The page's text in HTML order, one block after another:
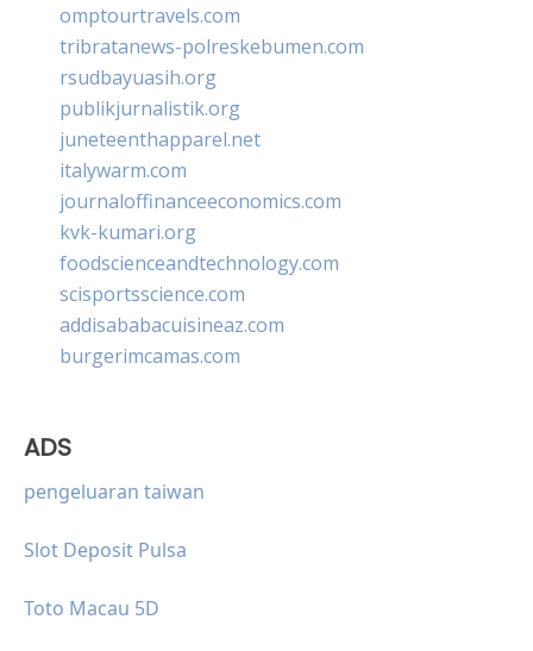
omptourtravels.com
tribratanews-polreskebumen.com
rsudbayuasih.org
publikjurnalistik.org
juneteenthapparel.net
italywarm.com
journaloffinanceeconomics.com
kvk-kumari.org
foodscienceandtechnology.com
scisportsscience.com
addisababacuisineaz.com
burgerimcamas.com
ADS
pengeluaran taiwan
Slot Deposit Pulsa
Toto Macau 5D